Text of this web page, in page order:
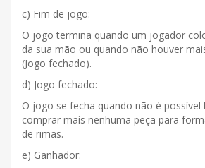
c) Fim de jogo:
O jogo termina quando um jogador
da sua mão ou quando não houver
(Jogo fechado).
d) Jogo fechado:
O jogo se fecha quando não é possível
comprar mais nenhuma peça para
de rimas.
e) Ganhador: